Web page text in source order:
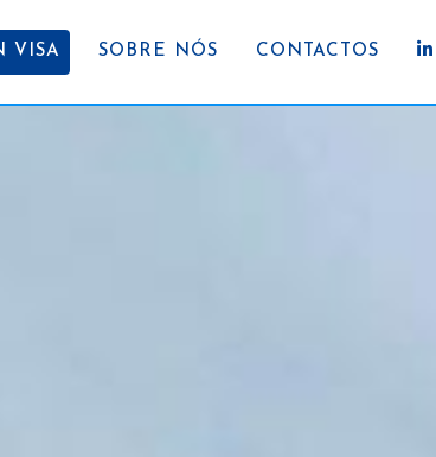
VISA SOBRE NÓS CONTACTOS